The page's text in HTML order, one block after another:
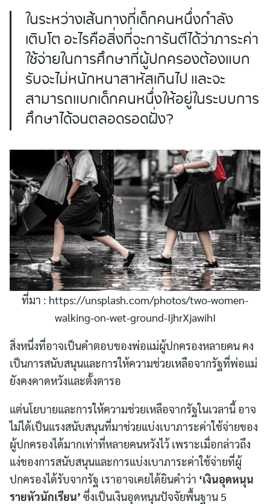
ในระหว่างเส้นทางที่เด็กคนหนึ่งกำลัง
เติบโต อะไรคือสิ่งที่จะการันตีได้ว่าภาระค่า
ใช้จ่ายในการศึกษาที่ผู้ปกครองต้องแบก
รับจะไม่หนักหนาสาหัสเกินไป และจะ
สามารถแบกเด็กคนหนึ่งให้อยู่ในระบบการ
ศึกษาได้จนตลอดรอดฝั่ง?
ที่มา : https://unsplash.com/photos/two-women-
walking-on-wet-ground-IjhrXjawihI
สิ่งหนึ่งที่อาจเป็นคำตอบของพ่อแม่ผู้ปกครองหลายคน คง
เป็นการสนับสนุนและการให้ความช่วยเหลือจากรัฐที่พ่อแม่
ยังคงคาดหวังและตั้งตารอ
แต่นโยบายและการให้ความช่วยเหลือจากรัฐในเวลานี้ อาจ
ไม่ได้เป็นแรงสนับสนุนที่มาช่วยแบ่งเบาภาระค่าใช้จ่ายของ
ผู้ปกครองได้มากเท่าที่หลายคนหวังไว้ เพราะเมื่อกล่าวถึง
แง่ของการสนับสนุนและการแบ่งเบาภาระค่าใช้จ่ายที่ผู้
ปกครองได้รับจากรัฐ เราอาจเคยได้ยินคำว่า ‘เงินอุดหนุน
รายหัวนักเรียน’ ซึ่งเป็นเงินอุดหนุนปัจจัยพื้นฐาน 5